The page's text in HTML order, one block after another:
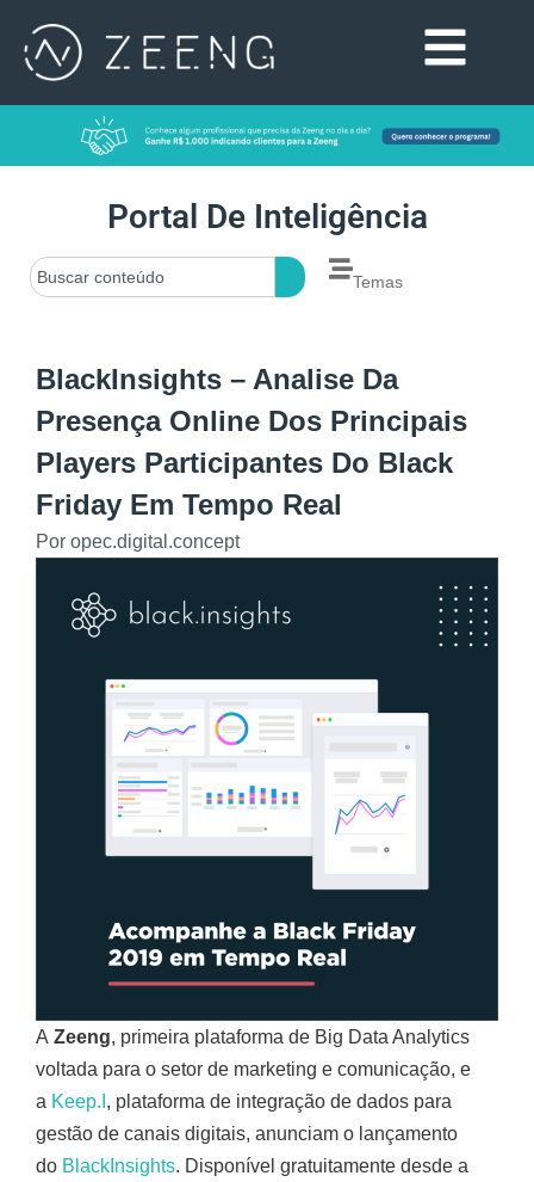
Portal De Inteligência
Temas
BlackInsights – Analise Da
Presença Online Dos Principais
Players Participantes Do Black
Friday Em Tempo Real
Por opec.digital.concept
A Zeeng, primeira plataforma de Big Data Analytics
voltada para o setor de marketing e comunicação, e
a Keep.I , plataforma de integração de dados para
gestão de canais digitais, anunciam o lançamento
do BlackInsights. Disponível gratuitamente desde a